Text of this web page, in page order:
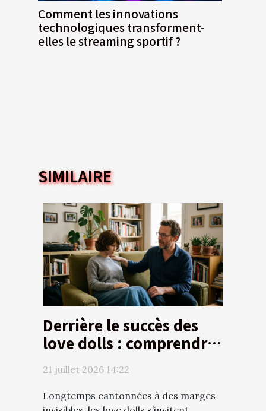
Comment les innovations
technologiques transforment-
elles le streaming sportif ?
SIMILAIRE
Derrière le succès des
love dolls : comprendre
les motivations des
utilisateurs
21 juillet 2026 14:22
Longtemps cantonnées à des marges